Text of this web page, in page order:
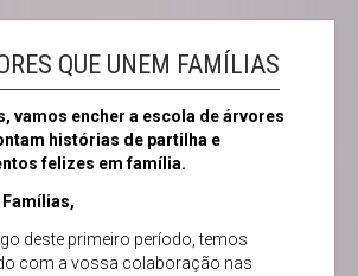
QUE UNEM FAMÍLIAS
vamos encher a escola de árvores
histórias de partilha e
felizes em família.
deste primeiro período, temos
com a vossa colaboração nas